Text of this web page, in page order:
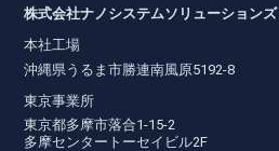
株式会社ナノシステムソリューションズ
本社工場
沖縄県うるま市勝連南風原5192-8
東京事業所
東京都多摩市落合1-15-2
多摩センタートーセイビル2F